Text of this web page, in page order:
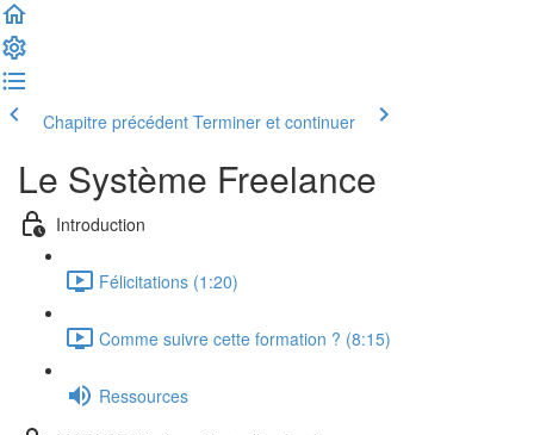
Chapitre précédent Terminer et continuer
Le Système Freelance
Introduction
Félicitations (1:20)
Comme suivre cette formation ? (8:15)
Ressources